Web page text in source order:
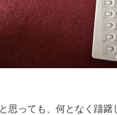
思っても、何となく躊